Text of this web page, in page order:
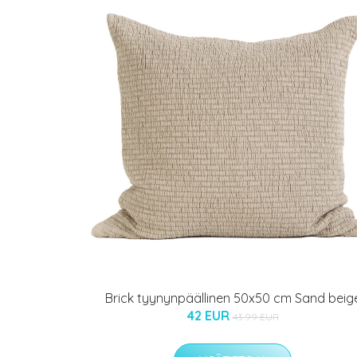
Brick tyynynpäällinen 50x50 cm Sand
42 EUR 43.99 EUR